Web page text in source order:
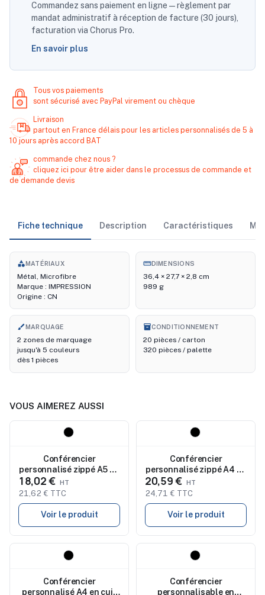
Commandez sans paiement en ligne — règlement par
mandat administratif à réception de facture (30 jours),
facturation via Chorus Pro.
En savoir plus
Tous vos paiements
sont sécurisé avec PayPal virement ou chèque
Livraison
partout en France délais pour les articles personnalisés de 5 à
10 jours après accord BAT
commande chez nous ?
cliquez ici pour être aider dans le processus de commande et
de demande devis
Fiche technique Description Caractéristiques
categoryMATÉRIAUX
Métal, Microfibre
Marque : IMPRESSION
Origine : CN
straightenDIMENSIONS
36,4 × 27,7 × 2,8 cm
989 g
brushMARQUAGE
2 zones de marquage
jusqu'à 5 couleurs
dès 1 pièces
inventory_2
CONDITIONNEMENT
20 pièces / carton
320 pièces / palette
VOUS AIMEREZ AUSSI
Conférencier
personnalisé zippé A5 en
cuir reconstitué Rosa
18,02 €
21,62 € TTC
Voir le produit
Conférencier
personnalisé zippé A4 en
cuir reconstitué Josie
20,59 €
24,71 € TTC
Voir le produit
Conférencier
personnalisé A4 en cuir
Conférencier
personnalisable en